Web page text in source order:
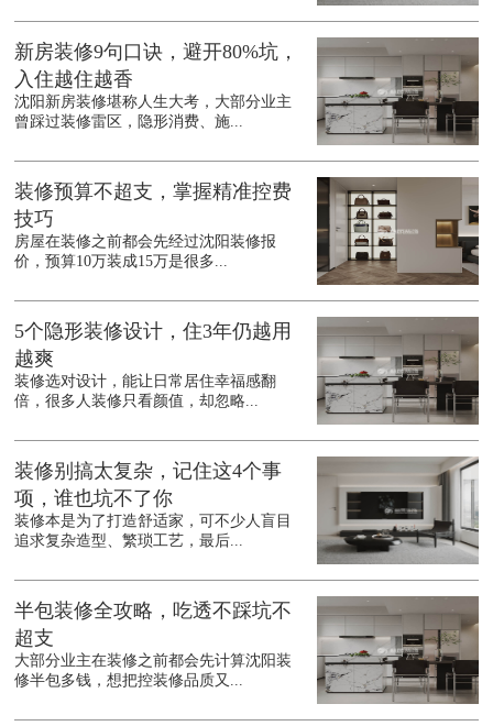
新房装修9句口诀，避开80%坑，
入住越住越香
沈阳新房装修堪称人生大考，大部分业主
曾踩过装修雷区，隐形消费、施...
装修预算不超支，掌握精准控费
技巧
房屋在装修之前都会先经过沈阳装修报
价，预算10万装成15万是很多...
5个隐形装修设计，住3年仍越用
越爽
装修选对设计，能让日常居住幸福感翻
倍，很多人装修只看颜值，却忽略...
装修别搞太复杂，记住这4个事
项，谁也坑不了你
装修本是为了打造舒适家，可不少人盲目
追求复杂造型、繁琐工艺，最后...
半包装修全攻略，吃透不踩坑不
超支
大部分业主在装修之前都会先计算沈阳装
修半包多钱，想把控装修品质又...